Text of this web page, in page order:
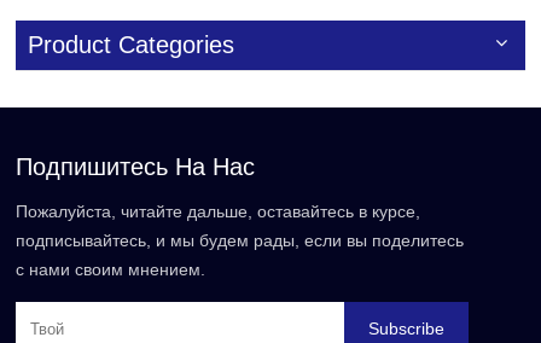
Product Categories
Подпишитесь На Нас
Пожалуйста, читайте дальше, оставайтесь в курсе,
подписывайтесь, и мы будем рады, если вы поделитесь
с нами своим мнением.
Subscribe